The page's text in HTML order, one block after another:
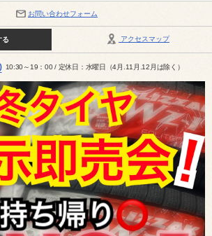
お問い合わせフォーム
アクセスマップ
る
10:30～19：00 / 定休日：水曜日（4月.11月.12月